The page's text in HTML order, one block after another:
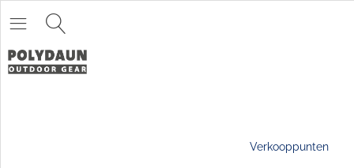
Verkooppunten